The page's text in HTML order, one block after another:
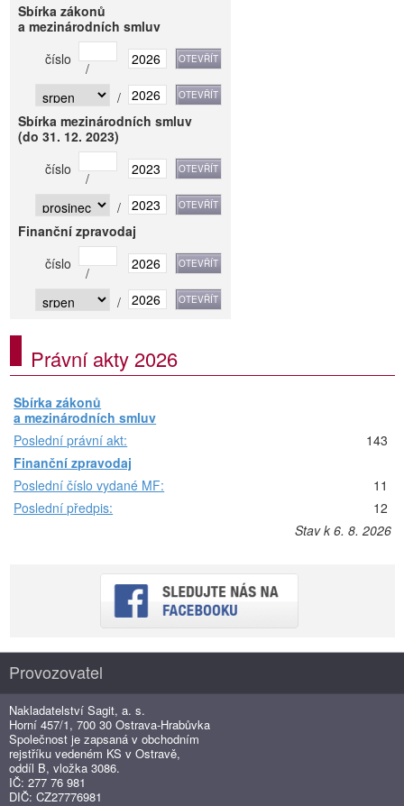
Sbírka zákonů
a mezinárodních smluv
číslo
/
/
Sbírka mezinárodních smluv
(do 31. 12. 2023)
číslo
/
/
Finanční zpravodaj
číslo
/
/
Právní akty 2026
Sbírka zákonů
a mezinárodních smluv
Poslední právní akt:
143
Finanční zpravodaj
Poslední číslo vydané MF:
11
Poslední předpis:
12
Stav k 6. 8. 2026
Provozovatel
Nakladatelství Sagit, a. s.
Horní 457/1, 700 30 Ostrava-Hrabůvka
Společnost je zapsaná v obchodním
rejstříku vedeném KS v Ostravě,
oddíl B, vložka 3086.
IČ: 277 76 981
DIČ: CZ27776981